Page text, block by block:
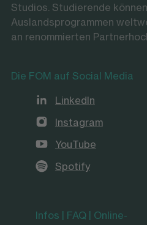
Studios. Studierende
Auslandsprogrammen
an renommierten
Die FOM auf Social Media
LinkedIn
Instagram
YouTube
Spotify
Infos | FAQ | Online-